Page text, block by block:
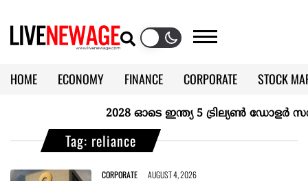
HOME ECONOMY FINANCE CORPORATE
STOCK
KERALA @70
2028 ഓടെ ഇന്ത്യ 5 ട്രില്യണ്‍ ഡോളര്‍
Tag: reliance
CORPORATE AUGUST 4, 2026